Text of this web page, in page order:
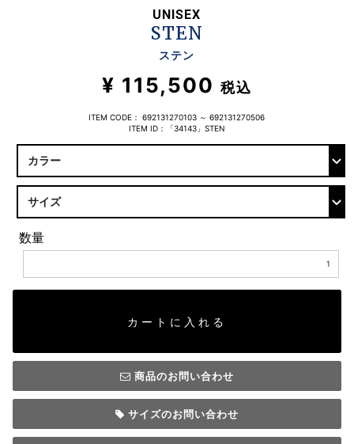
UNISEX
STEN
ステン
¥ 115,500 税込
ITEM CODE：692131270103 ～ 692131270506
ITEM ID：「34143」STEN
数量
カートに入れる
商品のお問い合わせ
サイズのお問い合わせ